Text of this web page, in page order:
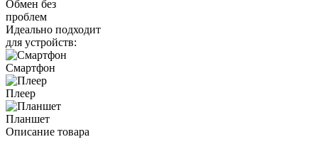
Обмен без
проблем
Идеально подходит
для устройств:
Смартфон
Плеер
Планшет
Описание товара